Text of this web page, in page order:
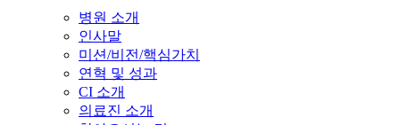
병원 소개
인사말
미션/비전/핵심가치
연혁 및 성과
CI 소개
의료진 소개